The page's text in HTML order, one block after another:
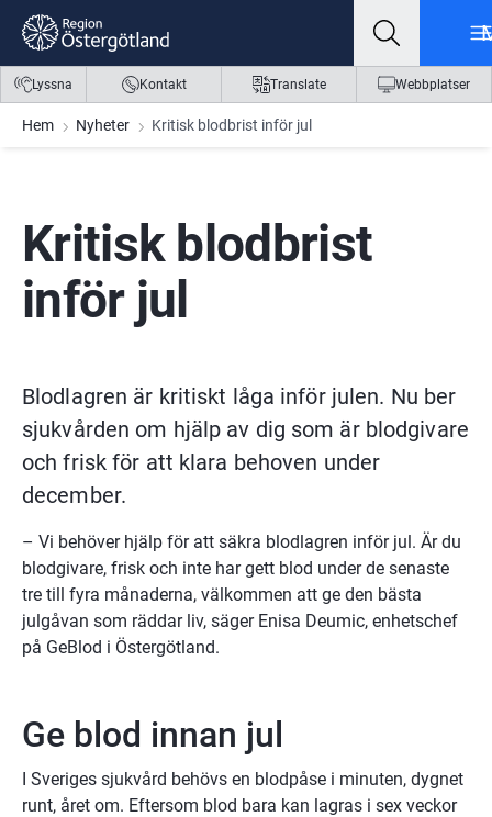
Gå till innehåll
Gå till meny
Gå till sidfot
Lyssna Kontakt Translate Webbplatser
Hem Nyheter Kritisk blodbrist inför jul
Kritisk blodbrist
inför jul
Blodlagren är kritiskt låga inför julen. Nu ber
sjukvården om hjälp av dig som är blodgivare
och frisk för att klara behoven under
december.
– Vi behöver hjälp för att säkra blodlagren inför jul. Är du
blodgivare, frisk och inte har gett blod under de senaste
tre till fyra månaderna, välkommen att ge den bästa
julgåvan som räddar liv, säger Enisa Deumic, enhetschef
på GeBlod i Östergötland.
Ge blod innan jul
I Sveriges sjukvård behövs en blodpåse i minuten, dygnet
runt, året om. Eftersom blod bara kan lagras i sex veckor